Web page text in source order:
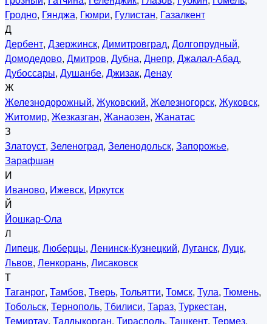
Гродно, Гянджа, Гюмри, Гулистан, Газалкент
Д
Дербент, Дзержинск, Димитровград, Долгопрудный,
Домодедово, Дмитров, Дубна, Днепр, Джалал-Абад,
Дубоссары, Душанбе, Джизак, Денау
Ж
Железнодорожный, Жуковский, Железногорск, Жуковск,
Житомир, Жезказган, Жанаозен, Жанатас
З
Златоуст, Зеленоград, Зеленодольск, Запорожье,
Зарафшан
И
Иваново, Ижевск, Иркутск
Й
Йошкар-Ола
Л
Липецк, Люберцы, Ленинск-Кузнецкий, Луганск, Луцк,
Львов, Ленкорань, Лисаковск
Т
Таганрог, Тамбов, Тверь, Тольятти, Томск, Тула, Тюмень,
Тобольск, Тернополь, Тбилиси, Тараз, Туркестан,
Темиртау, Талдыкорган, Тирасполь, Ташкент, Термез,